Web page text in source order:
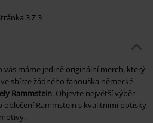
3 Z 3
vás máme jedině originální merch, který
sbírce žádného fanouška německé
Rammstein. Objevte největší výběr
oblečení Rammstein s kvalitními potisky